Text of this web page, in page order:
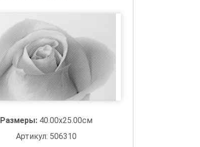
Размеры: 40.00x25.00см
Артикул: 506310